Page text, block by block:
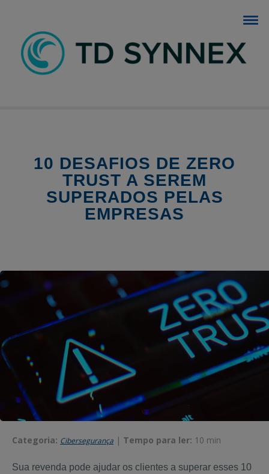
BLOG TD SYNNEX
10 DESAFIOS DE ZERO
TRUST A SEREM
SUPERADOS PELAS
EMPRESAS
Categoria: Cibersegurança | Tempo para ler: 10 min
Sua revenda pode ajudar os clientes a superar esses 10